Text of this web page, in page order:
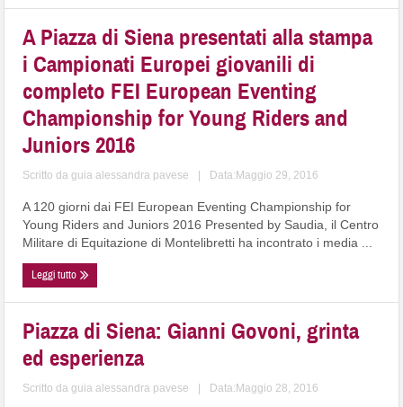
A Piazza di Siena presentati alla stampa
i Campionati Europei giovanili di
completo FEI European Eventing
Championship for Young Riders and
Juniors 2016
Scritto daguia alessandra pavese Data:Maggio 29, 2016
A 120 giorni dai FEI European Eventing Championship for
Young Riders and Juniors 2016 Presented by Saudia, il Centro
Militare di Equitazione di Montelibretti ha incontrato i media ...
Leggi tutto
Piazza di Siena: Gianni Govoni, grinta
ed esperienza
Scritto daguia alessandra pavese Data:Maggio 28, 2016